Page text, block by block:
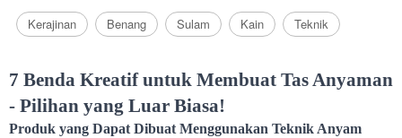
Kerajinan Benang Sulam Kain Teknik
7 Benda Kreatif untuk Membuat Tas Anyaman
- Pilihan yang Luar Biasa!
Produk yang Dapat Dibuat Menggunakan Teknik Anyam